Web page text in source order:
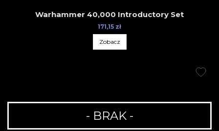
Warhammer 40,000 Introductory Set
171,15 zł
Zobacz
- BRAK -